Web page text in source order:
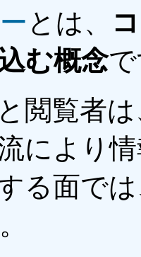
とは、
む概念
閲覧者
により
る面で